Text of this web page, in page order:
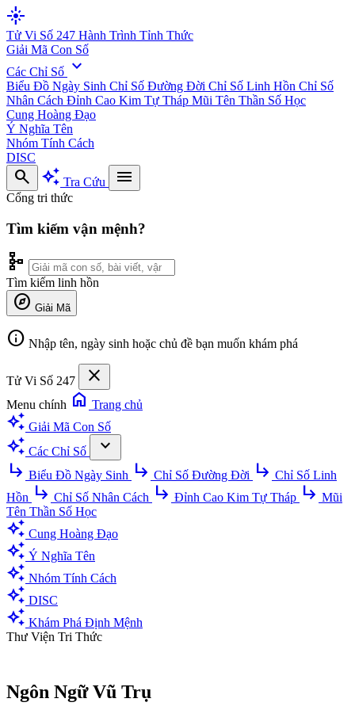
flare
Tử Vi Số 247 Hành Trình Tỉnh Thức
Giải Mã Con Số
Các Chỉ Số expand_more
Biểu Đồ Ngày Sinh Chỉ Số Đường Đời Chỉ Số Linh Hồn Chỉ Số
Nhân Cách Đỉnh Cao Kim Tự Tháp Mũi Tên Thần Số Học
Cung Hoàng Đạo
Ý Nghĩa Tên
Nhóm Tính Cách
DISC
search auto_awesome Tra Cứu menu
Cổng tri thức
Tìm kiếm vận mệnh?
schema
Tìm kiếm linh hồn
explore Giải Mã
info Nhập tên, ngày sinh hoặc chủ đề bạn muốn khám phá
Tử Vi Số 247 close
Menu chính home Trang chủ
auto_awesome Giải Mã Con Số
auto_awesome Các Chỉ Số
expand_more
subdirectory_arrow_right Biểu Đồ Ngày Sinh subdirectory_arrow_right Chỉ Số Đường Đời subdirectory_arrow_right Chỉ Số Linh
Hồn subdirectory_arrow_right Chỉ Số Nhân Cách subdirectory_arrow_right Đỉnh Cao Kim Tự Tháp subdirectory_arrow_right Mũi
Tên Thần Số Học
auto_awesome Cung Hoàng Đạo
auto_awesome Ý Nghĩa Tên
auto_awesome Nhóm Tính Cách
auto_awesome DISC
auto_awesome Khám Phá Định Mệnh
Thư Viện Tri Thức
Ngôn Ngữ Vũ Trụ